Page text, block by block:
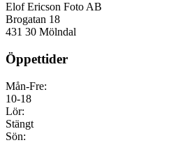
Elof Ericson Foto AB
Brogatan 18
431 30 Mölndal
Öppettider
Mån-Fre:
10-18
Lör:
Stängt
Sön: